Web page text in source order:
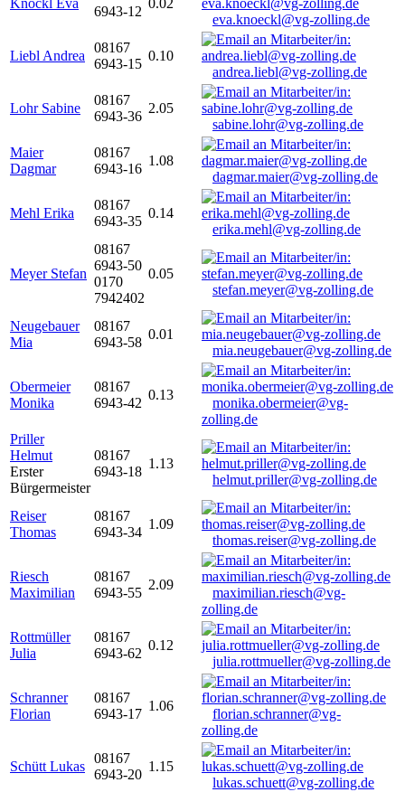
Knöckl Eva
6943-12
0.02
eva.knoeckl@vg-zolling.de
Liebl Andrea
08167
6943-15
0.10
andrea.liebl@vg-zolling.de
Lohr Sabine
08167
6943-36
2.05
sabine.lohr@vg-zolling.de
Maier
Dagmar
08167
6943-16
1.08
dagmar.maier@vg-zolling.de
Mehl Erika
08167
6943-35
0.14
erika.mehl@vg-zolling.de
Meyer Stefan
08167
6943-50
0170
7942402
0.05
stefan.meyer@vg-zolling.de
Neugebauer
Mia
08167
6943-58
0.01
mia.neugebauer@vg-zolling.de
Obermeier
Monika
08167
6943-42
0.13
monika.obermeier@vg-
zolling.de
Priller
Helmut
Erster
Bürgermeister
08167
6943-18
1.13
helmut.priller@vg-zolling.de
Reiser
Thomas
08167
6943-34
1.09
thomas.reiser@vg-zolling.de
Riesch
Maximilian
08167
6943-55
2.09
maximilian.riesch@vg-
zolling.de
Rottmüller
Julia
08167
6943-62
0.12
julia.rottmueller@vg-zolling.de
Schranner
Florian
08167
6943-17
1.06
florian.schranner@vg-
zolling.de
Schütt Lukas
08167
6943-20
1.15
lukas.schuett@vg-zolling.de